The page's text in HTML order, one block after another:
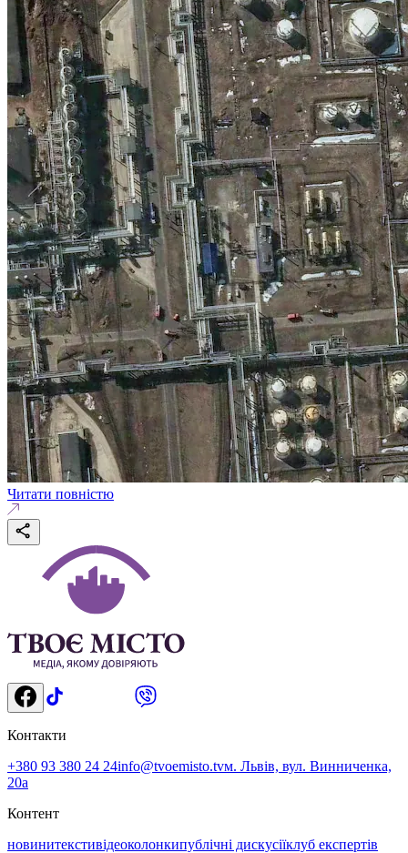
Читати повністю
Контакти
+380 93 380 24 24info@tvoemisto.tvм. Львів, вул. Винниченка,
20а
Контент
новинитекстивідеоколонкипублічні дискусіїклуб експертів